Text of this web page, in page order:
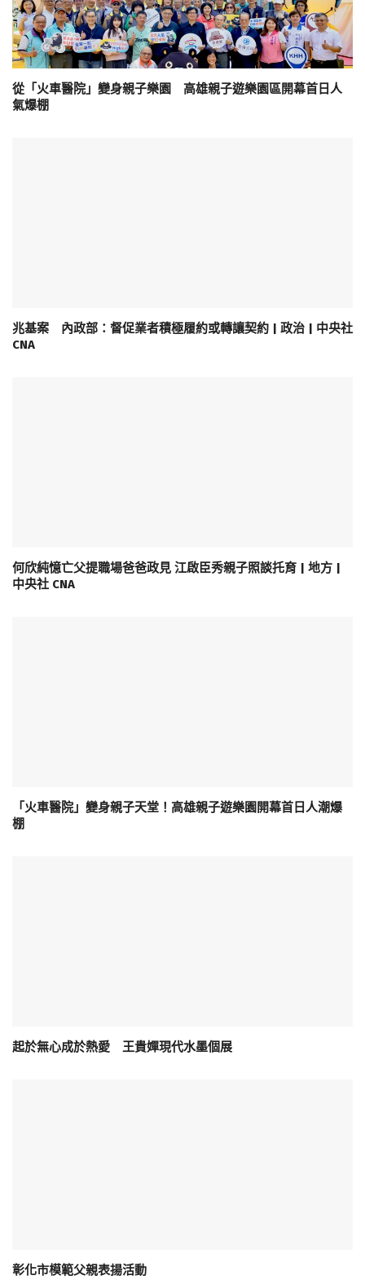
從「火車醫院」變身親子樂園 高雄親子遊樂園區開幕首日人
氣爆棚
兆基案 內政部：督促業者積極履約或轉讓契約 | 政治 | 中央社
CNA
何欣純憶亡父提職場爸爸政見 江啟臣秀親子照談托育 | 地方 |
中央社 CNA
「火車醫院」變身親子天堂！高雄親子遊樂園開幕首日人潮爆
棚
起於無心成於熱愛 王貴嬋現代水墨個展
彰化市模範父親表揚活動